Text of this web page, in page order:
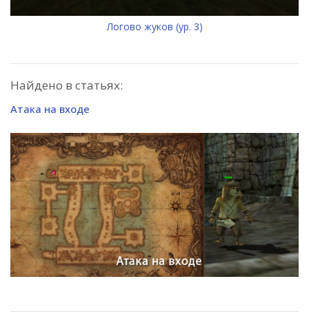
Логово жуков (ур. 3)
Найдено в статьях:
Атака на входе